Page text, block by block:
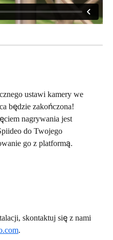
ustawi kamery we
będzie zakończona!
nagrywania jest
do Twojego
go z platformą.
skontaktuj się z nami
.